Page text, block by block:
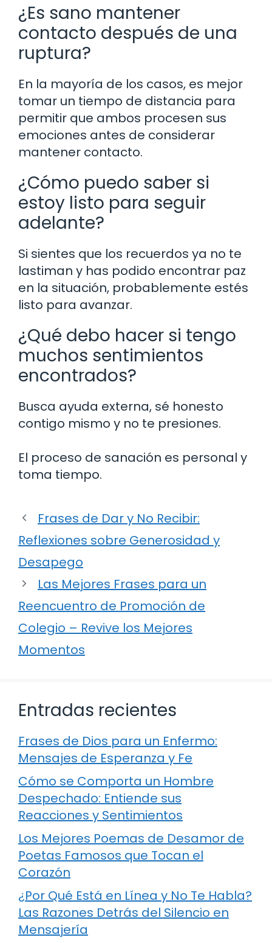
¿Es sano mantener
contacto después de una
ruptura?
En la mayoría de los casos, es mejor
tomar un tiempo de distancia para
permitir que ambos procesen sus
emociones antes de considerar
mantener contacto.
¿Cómo puedo saber si
estoy listo para seguir
adelante?
Si sientes que los recuerdos ya no te
lastiman y has podido encontrar paz
en la situación, probablemente estés
listo para avanzar.
¿Qué debo hacer si tengo
muchos sentimientos
encontrados?
Busca ayuda externa, sé honesto
contigo mismo y no te presiones.
El proceso de sanación es personal y
toma tiempo.
Frases de Dar y No Recibir:
Reflexiones sobre Generosidad y
Desapego
Las Mejores Frases para un
Reencuentro de Promoción de
Colegio – Revive los Mejores
Momentos
Entradas recientes
Frases de Dios para un Enfermo:
Mensajes de Esperanza y Fe
Cómo se Comporta un Hombre
Despechado: Entiende sus
Reacciones y Sentimientos
Los Mejores Poemas de Desamor de
Poetas Famosos que Tocan el
Corazón
¿Por Qué Está en Línea y No Te Habla?
Las Razones Detrás del Silencio en
Mensajería